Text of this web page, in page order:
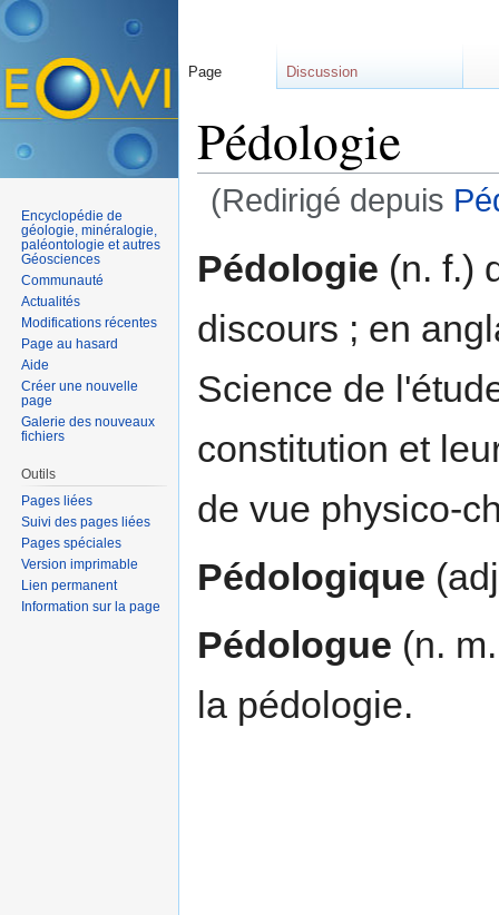
Pédologie
(Redirigé depuis
Pédologie (n. f.)
discours ; en
Science de
constitution et
de vue physico-
Pédologique
Pédologue (n.
la pédologie.
Page Discussion
Encyclopédie de
géologie, minéralogie,
paléontologie et autres
Géosciences
Communauté
Actualités
Modifications récentes
Page au hasard
Aide
Créer une nouvelle
page
Galerie des nouveaux
fichiers
Outils
Pages liées
Suivi des pages liées
Pages spéciales
Version imprimable
Lien permanent
Information sur la page